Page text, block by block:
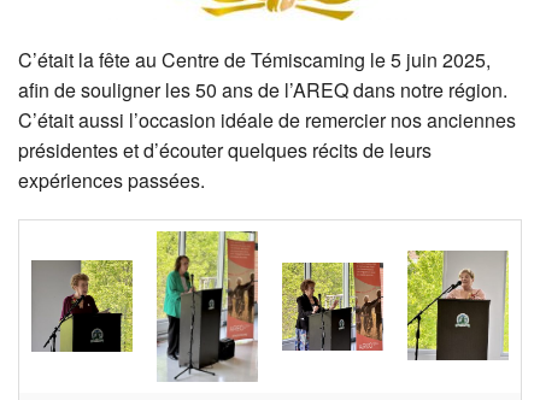
C’était la fête au Centre de Témiscaming le 5 juin 2025,
afin de souligner les 50 ans de l’AREQ dans notre région.
C’était aussi l’occasion idéale de remercier nos anciennes
présidentes et d’écouter quelques récits de leurs
expériences passées.